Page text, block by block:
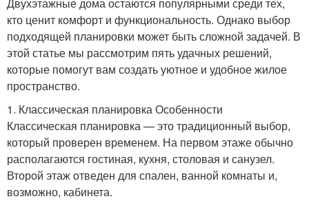
Двухэтажные дома остаются популярными среди тех,
кто ценит комфорт и функциональность. Однако выбор
подходящей планировки может быть сложной задачей. В
этой статье мы рассмотрим пять удачных решений,
которые помогут вам создать уютное и удобное жилое
пространство.
1. Классическая планировка Особенности
Классическая планировка — это традиционный выбор,
который проверен временем. На первом этаже обычно
располагаются гостиная, кухня, столовая и санузел.
Второй этаж отведен для спален, ванной комнаты и,
возможно, кабинета.